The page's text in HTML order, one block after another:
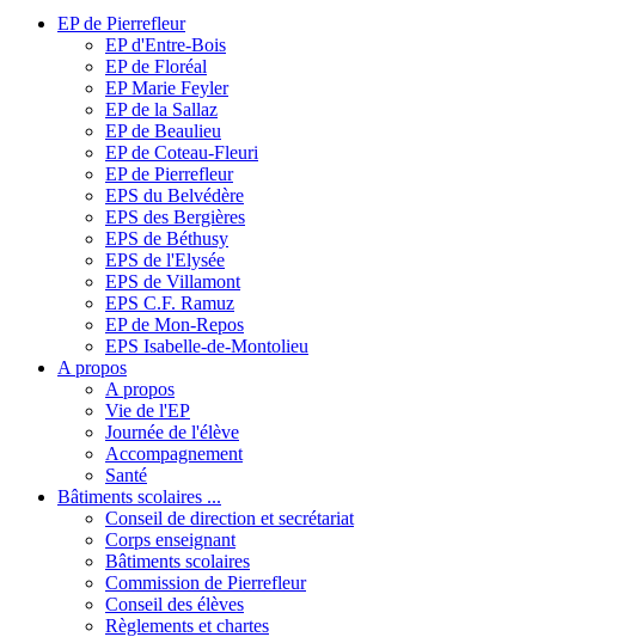
EP de Pierrefleur
EP d'Entre-Bois
EP de Floréal
EP Marie Feyler
EP de la Sallaz
EP de Beaulieu
EP de Coteau-Fleuri
EP de Pierrefleur
EPS du Belvédère
EPS des Bergières
EPS de Béthusy
EPS de l'Elysée
EPS de Villamont
EPS C.F. Ramuz
EP de Mon-Repos
EPS Isabelle-de-Montolieu
A propos
A propos
Vie de l'EP
Journée de l'élève
Accompagnement
Santé
Bâtiments scolaires ...
Conseil de direction et secrétariat
Corps enseignant
Bâtiments scolaires
Commission de Pierrefleur
Conseil des élèves
Règlements et chartes